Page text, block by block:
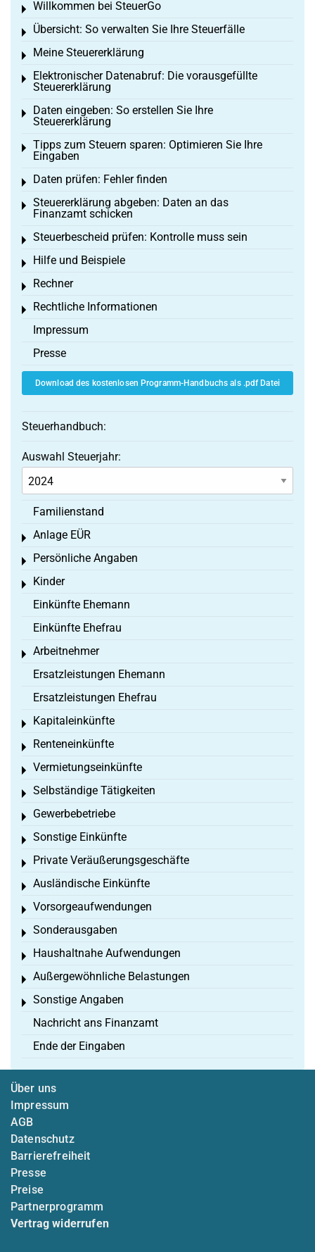
Willkommen bei SteuerGo
Toggle menu
Übersicht: So verwalten Sie Ihre Steuerfälle
Toggle menu
Meine Steuererklärung
Toggle menu
Elektronischer Datenabruf: Die vorausgefüllte
Steuererklärung
Toggle menu
Daten eingeben: So erstellen Sie Ihre
Steuererklärung
Toggle menu
Tipps zum Steuern sparen: Optimieren Sie Ihre
Eingaben
Toggle menu
Daten prüfen: Fehler finden
Toggle menu
Steuererklärung abgeben: Daten an das
Finanzamt schicken
Toggle menu
Steuerbescheid prüfen: Kontrolle muss sein
Toggle menu
Hilfe und Beispiele
Toggle menu
Rechner
Toggle menu
Rechtliche Informationen
Toggle menu
Impressum
Presse
Download des kostenlosen Programm-Handbuchs als .pdf Datei
Steuerhandbuch:
Auswahl Steuerjahr:
Familienstand
Anlage EÜR
Toggle menu
Persönliche Angaben
Toggle menu
Kinder
Toggle menu
Einkünfte Ehemann
Einkünfte Ehefrau
Arbeitnehmer
Toggle menu
Ersatzleistungen Ehemann
Ersatzleistungen Ehefrau
Kapitaleinkünfte
Toggle menu
Renteneinkünfte
Toggle menu
Vermietungseinkünfte
Toggle menu
Selbständige Tätigkeiten
Toggle menu
Gewerbebetriebe
Toggle menu
Sonstige Einkünfte
Toggle menu
Private Veräußerungsgeschäfte
Toggle menu
Ausländische Einkünfte
Toggle menu
Vorsorgeaufwendungen
Toggle menu
Sonderausgaben
Toggle menu
Haushaltnahe Aufwendungen
Toggle menu
Außergewöhnliche Belastungen
Toggle menu
Sonstige Angaben
Toggle menu
Nachricht ans Finanzamt
Ende der Eingaben
Über uns
Impressum
AGB
Datenschutz
Barrierefreiheit
Presse
Preise
Partnerprogramm
Vertrag widerrufen